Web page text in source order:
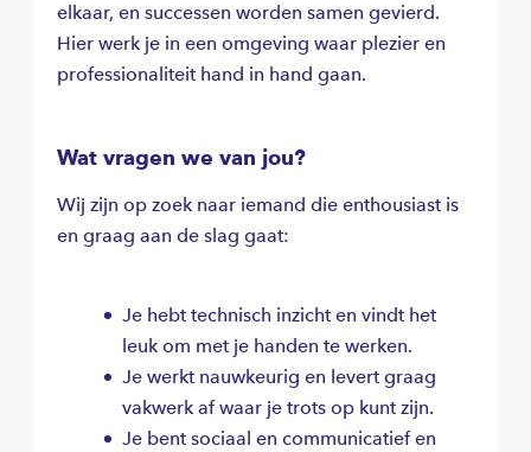
elkaar, en successen worden samen gevierd.
Hier werk je in een omgeving waar plezier en
professionaliteit hand in hand gaan.
Wat vragen we van jou?
Wij zijn op zoek naar iemand die enthousiast is
en graag aan de slag gaat:
Je hebt technisch inzicht en vindt het
leuk om met je handen te werken.
Je werkt nauwkeurig en levert graag
vakwerk af waar je trots op kunt zijn.
Je bent sociaal en communicatief en